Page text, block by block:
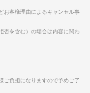
お客様理由によるキャンセル事
否を含む）の場合は内容に関わ
ご負担になりますので予めご了